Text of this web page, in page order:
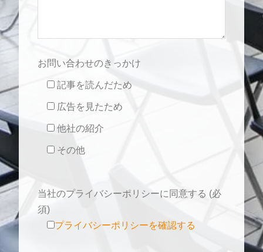
お問い合わせのきっかけ
記事を読んだため
広告を見たため
他社の紹介
その他
当社のプライバシーポリシーに同意する (必
須)
プライバシーポリシーを確認する